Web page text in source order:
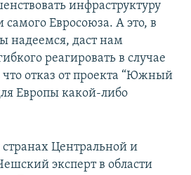
инфраструктуру
самого Евросоюза. А это, в
надеемся, даст нам
реагировать в случае
отказ от проекта “Южный
Европы какой-либо
Центральной и
эксперт в области